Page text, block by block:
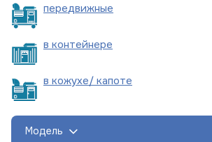
передвижные
в контейнере
в кожухе/ капоте
Модель